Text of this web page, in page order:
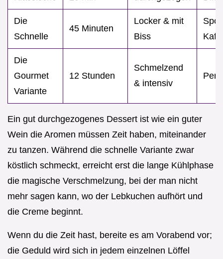
Die
Schnelle
45 Minuten
Locker & mit
Biss
Die
Gourmet
Variante
12 Stunden
Schmelzend
& intensiv
Ein gut durchgezogenes Dessert ist wie ein guter
Wein die Aromen müssen Zeit haben, miteinander
zu tanzen. Während die schnelle Variante zwar
köstlich schmeckt, erreicht erst die lange Kühlphase
die magische Verschmelzung, bei der man nicht
mehr sagen kann, wo der Lebkuchen aufhört und
die Creme beginnt.
Wenn du die Zeit hast, bereite es am Vorabend vor;
die Geduld wird sich in jedem einzelnen Löffel